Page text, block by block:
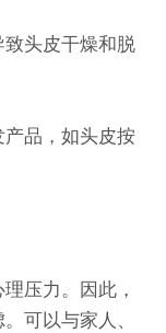
头皮干燥和脱
品，如头皮按
压力。因此，
可以与家人、